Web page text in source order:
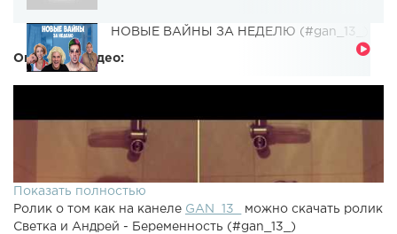
НОВЫЕ ВАЙНЫ ЗА НЕДЕЛЮ (#gan_13_)
Описание видео:
Показать полностью
Ролик о том как на канеле GAN_13_
можно скачать ролик
Светка и Андрей - Беременность (#gan_13_)